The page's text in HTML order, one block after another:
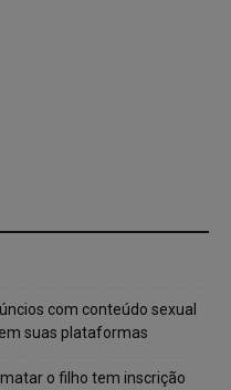
com conteúdo sexual
suas plataformas
o filho tem inscrição